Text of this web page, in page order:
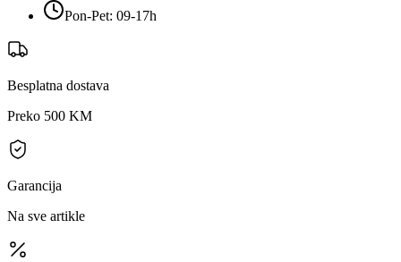
Pon-Pet: 09-17h
Besplatna dostava
Preko 500 KM
Garancija
Na sve artikle